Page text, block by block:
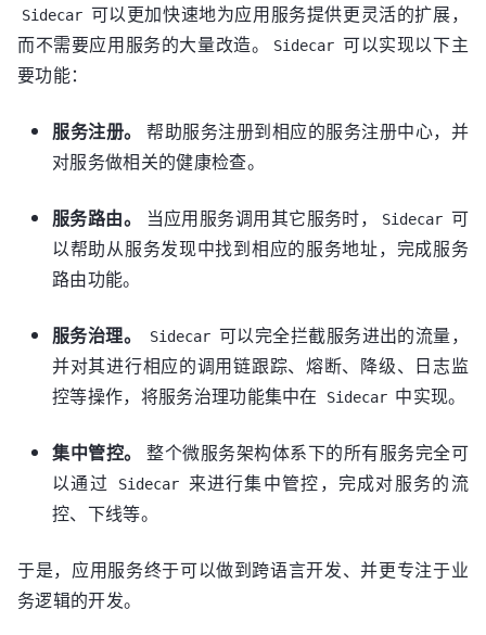
Sidecar 可以更加快速地为应用服务提供更灵活的扩展，
而不需要应用服务的大量改造。
Sidecar 可以实现以下主
要功能：
服务注册。
帮助服务注册到相应的服务注册中心，并
对服务做相关的健康检查。
服务路由。 当应用服务调用其它服务时， Sidecar 可
以帮助从服务发现中找到相应的服务地址，完成服务
路由功能。
服务治理。 Sidecar 可以完全拦截服务进出的流量，
并对其进行相应的调用链跟踪、熔断、降级、日志监
控等操作，将服务治理功能集中在
Sidecar 中实现。
集中管控。
整个微服务架构体系下的所有服务完全可
以通过
Sidecar
来进行集中管控，完成对服务的流
控、下线等。
于是，应用服务终于可以做到跨语言开发、并更专注于业
务逻辑的开发。